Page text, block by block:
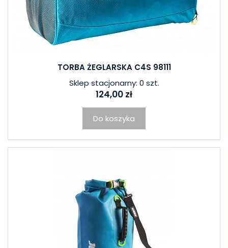
TORBA ŻEGLARSKA C4S 98111
Sklep stacjonarny: 0 szt.
124,00 zł
Do koszyka